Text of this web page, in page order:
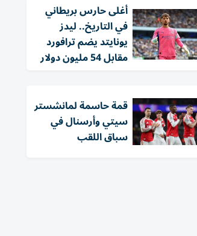
أغلى حارس بريطاني
في التاريخ.. ليدز
يونايتد يضم ترافورد
مقابل 54 مليون دولار
قمة حاسمة لمانشستر
سيتي وأرسنال في
سباق اللقب